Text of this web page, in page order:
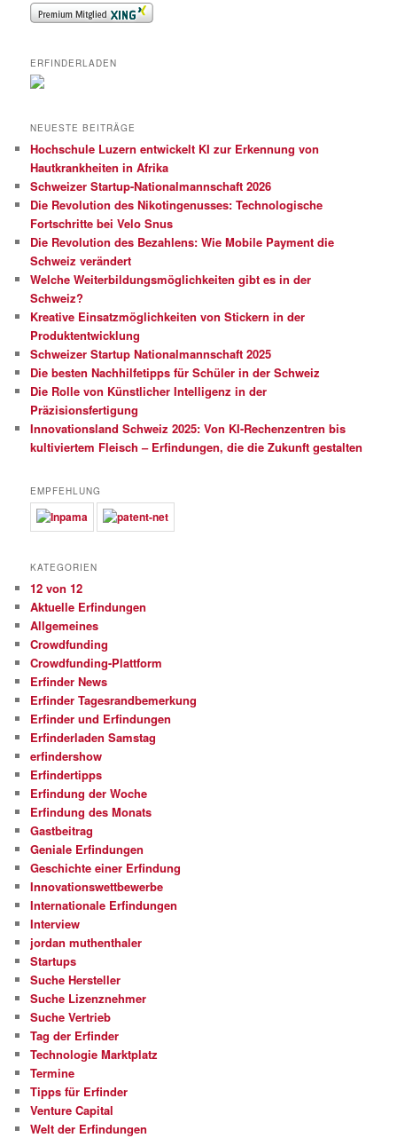
ERFINDERLADEN
NEUESTE BEITRÄGE
Hochschule Luzern entwickelt KI zur Erkennung von
Hautkrankheiten in Afrika
Schweizer Startup-Nationalmannschaft 2026
Die Revolution des Nikotingenusses: Technologische
Fortschritte bei Velo Snus
Die Revolution des Bezahlens: Wie Mobile Payment die
Schweiz verändert
Welche Weiterbildungsmöglichkeiten gibt es in der
Schweiz?
Kreative Einsatzmöglichkeiten von Stickern in der
Produktentwicklung
Schweizer Startup Nationalmannschaft 2025
Die besten Nachhilfetipps für Schüler in der Schweiz
Die Rolle von Künstlicher Intelligenz in der
Präzisionsfertigung
Innovationsland Schweiz 2025: Von KI-Rechenzentren bis
kultiviertem Fleisch – Erfindungen, die die Zukunft gestalten
EMPFEHLUNG
KATEGORIEN
12 von 12
Aktuelle Erfindungen
Allgemeines
Crowdfunding
Crowdfunding-Plattform
Erfinder News
Erfinder Tagesrandbemerkung
Erfinder und Erfindungen
Erfinderladen Samstag
erfindershow
Erfindertipps
Erfindung der Woche
Erfindung des Monats
Gastbeitrag
Geniale Erfindungen
Geschichte einer Erfindung
Innovationswettbewerbe
Internationale Erfindungen
Interview
jordan muthenthaler
Startups
Suche Hersteller
Suche Lizenznehmer
Suche Vertrieb
Tag der Erfinder
Technologie Marktplatz
Termine
Tipps für Erfinder
Venture Capital
Welt der Erfindungen